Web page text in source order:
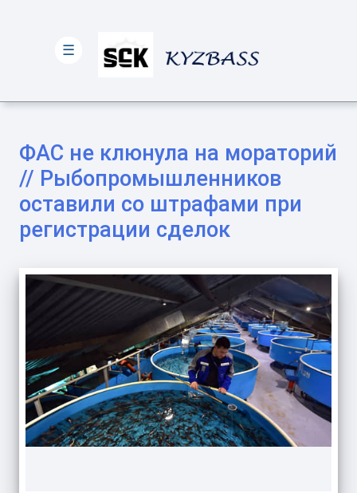
ФАС не клюнула на мораторий
// Рыбопромышленников
оставили со штрафами при
регистрации сделок
☰